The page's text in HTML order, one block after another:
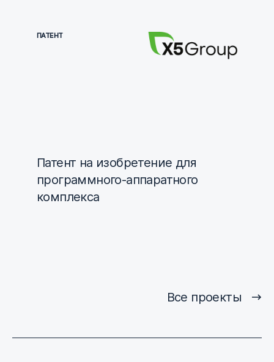
ПАТЕНТ
Патент на изобретение для
программного-аппаратного
комплекса
Все проекты